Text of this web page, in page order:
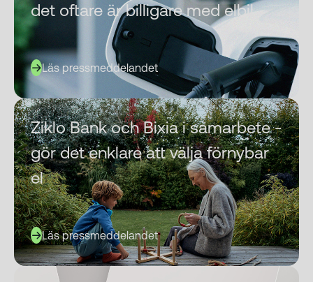
det oftare är billigare med elbil
Läs pressmeddelandet
Ziklo Bank och Bixia i samarbete -
gör det enklare att välja förnybar
el
Läs pressmeddelandet